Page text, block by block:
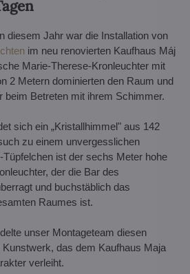
diesem Jahr war die Installation von
im neu renovierten Kaufhaus Máj
Marie-Therese-Kronleuchter mit
2 Metern dominierten den Raum und
beim Betreten mit ihrem Schimmer.
sich ein „Kristallhimmel" aus 142
zu einem unvergesslichen
ist der sechs Meter hohe
der die Bar des
und buchstäblich das
Raumes ist.
unser Montageteam diesen
das dem Kaufhaus Maja
verleiht.